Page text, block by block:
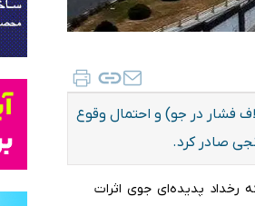
فشار در جو) و احتمال وقوع
رخداد پدیده‌ای جوی اثرات